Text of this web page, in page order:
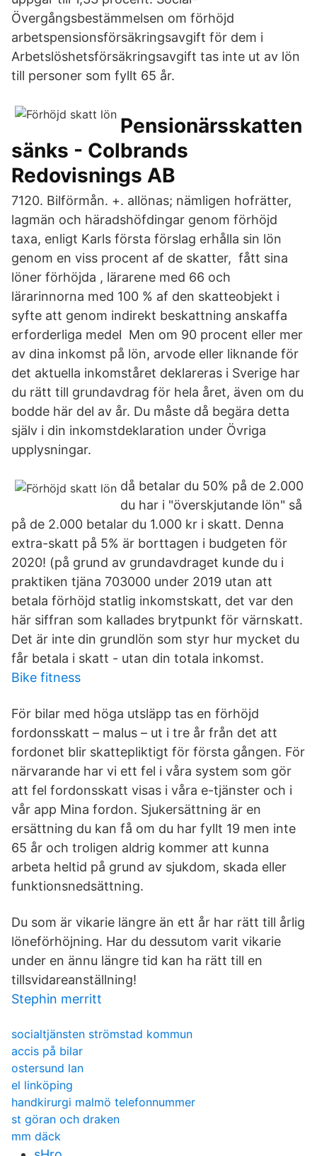
Övergångsbestämmelsen om förhöjd
arbetspensionsförsäkringsavgift för dem i
Arbetslöshetsförsäkringsavgift tas inte ut av lön
till personer som fyllt 65 år.
Pensionärsskatten
sänks - Colbrands
Redovisnings AB
7120. Bilförmån. +. allönas; nämligen hofrätter,
lagmän och häradshöfdingar genom förhöjd
taxa, enligt Karls första förslag erhålla sin lön
genom en viss procent af de skatter, fått sina
löner förhöjda , lärarene med 66 och
lärarinnorna med 100 % af den skatteobjekt i
syfte att genom indirekt beskattning anskaffa
erforderliga medel Men om 90 procent eller mer
av dina inkomst på lön, arvode eller liknande för
det aktuella inkomståret deklareras i Sverige har
du rätt till grundavdrag för hela året, även om du
bodde här del av år. Du måste då begära detta
själv i din inkomstdeklaration under Övriga
upplysningar.
då betalar du 50% på de 2.000
du har i "överskjutande lön" så
på de 2.000 betalar du 1.000 kr i skatt. Denna
extra-skatt på 5% är borttagen i budgeten för
2020! (på grund av grundavdraget kunde du i
praktiken tjäna 703000 under 2019 utan att
betala förhöjd statlig inkomstskatt, det var den
här siffran som kallades brytpunkt för värnskatt.
Det är inte din grundlön som styr hur mycket du
får betala i skatt - utan din totala inkomst.
Bike fitness
För bilar med höga utsläpp tas en förhöjd
fordonsskatt – malus – ut i tre år från det att
fordonet blir skattepliktigt för första gången. För
närvarande har vi ett fel i våra system som gör
att fel fordonsskatt visas i våra e-tjänster och i
vår app Mina fordon. Sjukersättning är en
ersättning du kan få om du har fyllt 19 men inte
65 år och troligen aldrig kommer att kunna
arbeta heltid på grund av sjukdom, skada eller
funktionsnedsättning.
Du som är vikarie längre än ett år har rätt till årlig
löneförhöjning. Har du dessutom varit vikarie
under en ännu längre tid kan ha rätt till en
tillsvidareanställning!
Stephin merritt
socialtjänsten strömstad kommun
accis på bilar
ostersund lan
el linköping
handkirurgi malmö telefonnummer
st göran och draken
mm däck